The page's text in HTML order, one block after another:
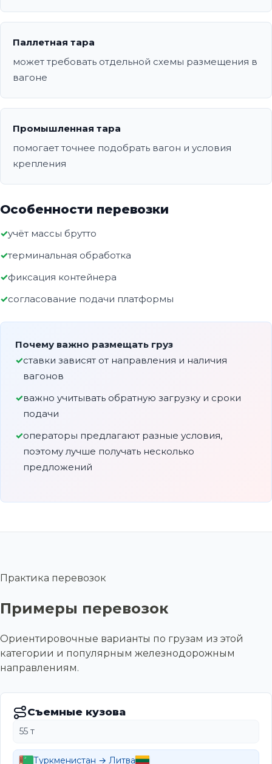
Паллетная тара
может требовать отдельной схемы размещения в
вагоне
Промышленная тара
помогает точнее подобрать вагон и условия
крепления
Особенности перевозки
учёт массы брутто
терминальная обработка
фиксация контейнера
согласование подачи платформы
Почему важно размещать груз
ставки зависят от направления и наличия
вагонов
важно учитывать обратную загрузку и сроки
подачи
операторы предлагают разные условия,
поэтому лучше получать несколько
предложений
Практика перевозок
Примеры перевозок
Ориентировочные варианты по грузам из этой
категории и популярным железнодорожным
направлениям.
Съемные кузова
55 т
Туркменистан → Литва